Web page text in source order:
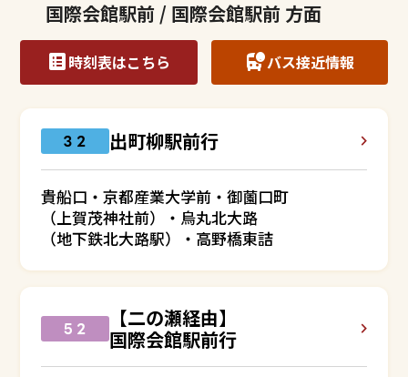
国際会館駅前 / 国際会館駅前 方面
時刻表はこちら バス接近情報
３２ 出町柳駅前行
貴船口・京都産業大学前・御薗口町
（上賀茂神社前）・烏丸北大路
（地下鉄北大路駅）・高野橋東詰
５２
【二の瀬経由】
国際会館駅前行